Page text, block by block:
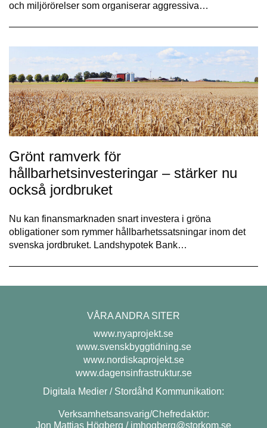
och miljörörelser som organiserar aggressiva…
Grönt ramverk för
hållbarhetsinvesteringar – stärker nu
också jordbruket
Nu kan finansmarknaden snart investera i gröna
obligationer som rymmer hållbarhetssatsningar inom det
svenska jordbruket. Landshypotek Bank…
VÅRA ANDRA SITER
www.nyaprojekt.se
www.svenskbyggtidning.se
www.nordiskaprojekt.se
www.dagensinfrastruktur.se
Digitala Medier / Stordåhd Kommunikation:
Verksamhetsansvarig/Chefredaktör:
Jon Mattias Högberg / jmhogberg@storkom.se